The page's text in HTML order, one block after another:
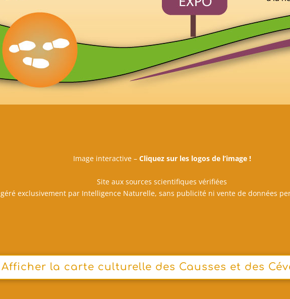
Image interactive – Cliquez sur les logos de l’image !
Site aux sources scientifiques vérifiées
géré exclusivement par Intelligence Naturelle, sans publicité ni vente de données
Afficher la carte culturelle des Causses et des